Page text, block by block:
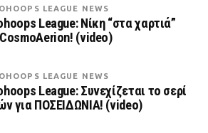
LEAGUE NEWS
League: Νίκη “στα χαρτιά”
(video)
LEAGUE NEWS
League: Συνεχίζεται το σερί
για ΠΟΣΕΙΔΩΝΙΑ! (video)